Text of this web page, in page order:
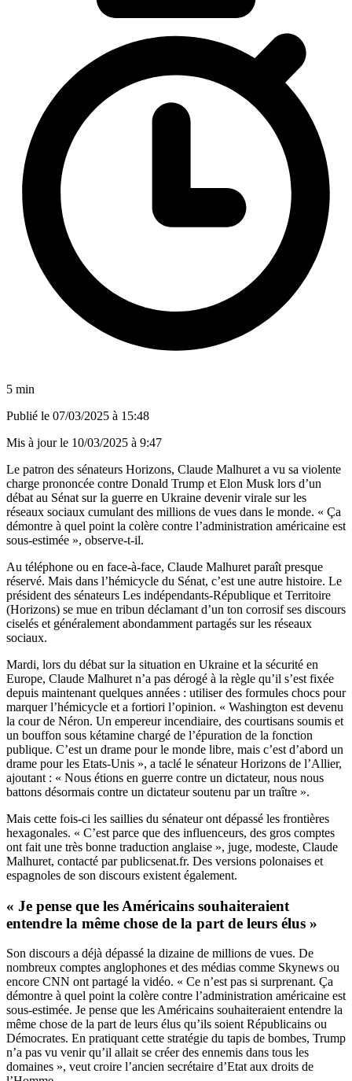
5 min
Publié le 07/03/2025 à 15:48
Mis à jour le 10/03/2025 à 9:47
Le patron des sénateurs Horizons, Claude Malhuret a vu sa violente
charge prononcée contre Donald Trump et Elon Musk lors d’un
débat au Sénat sur la guerre en Ukraine devenir virale sur les
réseaux sociaux cumulant des millions de vues dans le monde. « Ça
démontre à quel point la colère contre l’administration américaine est
sous-estimée », observe-t-il.
Au téléphone ou en face-à-face, Claude Malhuret paraît presque
réservé. Mais dans l’hémicycle du Sénat, c’est une autre histoire. Le
président des sénateurs Les indépendants-République et Territoire
(Horizons) se mue en tribun déclamant d’un ton corrosif ses discours
ciselés et généralement abondamment partagés sur les réseaux
sociaux.
Mardi, lors du débat sur la situation en Ukraine et la sécurité en
Europe, Claude Malhuret n’a pas dérogé à la règle qu’il s’est fixée
depuis maintenant quelques années : utiliser des formules chocs pour
marquer l’hémicycle et a fortiori l’opinion. « Washington est devenu
la cour de Néron. Un empereur incendiaire, des courtisans soumis et
un bouffon sous kétamine chargé de l’épuration de la fonction
publique. C’est un drame pour le monde libre, mais c’est d’abord un
drame pour les Etats-Unis », a taclé le sénateur Horizons de l’Allier,
ajoutant : « Nous étions en guerre contre un dictateur, nous nous
battons désormais contre un dictateur soutenu par un traître ».
Mais cette fois-ci les saillies du sénateur ont dépassé les frontières
hexagonales. « C’est parce que des influenceurs, des gros comptes
ont fait une très bonne traduction anglaise », juge, modeste, Claude
Malhuret, contacté par publicsenat.fr. Des versions polonaises et
espagnoles de son discours existent également.
« Je pense que les Américains souhaiteraient
entendre la même chose de la part de leurs élus »
Son discours a déjà dépassé la dizaine de millions de vues. De
nombreux comptes anglophones et des médias comme Skynews ou
encore CNN ont partagé la vidéo. « Ce n’est pas si surprenant. Ça
démontre à quel point la colère contre l’administration américaine est
sous-estimée. Je pense que les Américains souhaiteraient entendre la
même chose de la part de leurs élus qu’ils soient Républicains ou
Démocrates. En pratiquant cette stratégie du tapis de bombes, Trump
n’a pas vu venir qu’il allait se créer des ennemis dans tous les
domaines », veut croire l’ancien secrétaire d’Etat aux droits de